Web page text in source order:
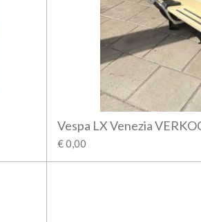
Vespa LX Venezia
€ 0,00